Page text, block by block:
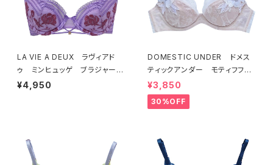
LA VIE A DEUX ラヴィアド
ゥ ミンヒュッゲ ブラジャー
（ライラック）BRA LILAC 2249
¥4,950
DOMESTIC UNDER ドメス
ティックアンダー モティフフル
ール ブラジャー（オフホワイ
ト）D2255
¥3,850
30%OFF